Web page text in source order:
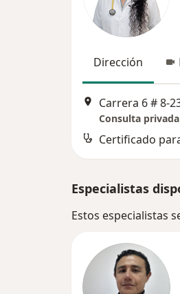
Dirección
Carrera 6 # 8-
Consulta privada
Certificado
Especialistas
Estos especialistas